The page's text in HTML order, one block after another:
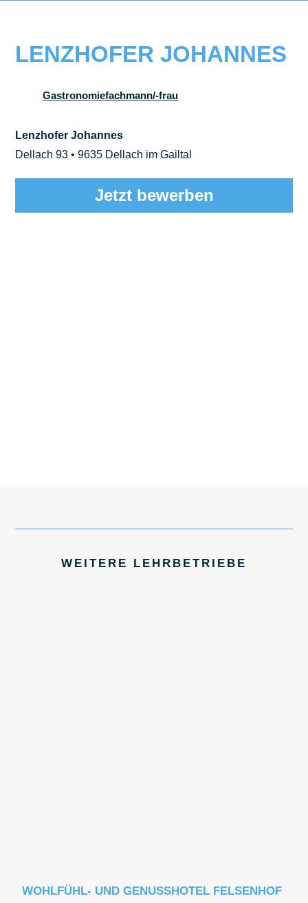
LENZHOFER JOHANNES
Gastronomiefachmann/-frau
Lenzhofer Johannes
Dellach 93 • 9635 Dellach im Gailtal
Jetzt bewerben
WEITERE LEHRBETRIEBE
WOHLFÜHL- UND GENUSSHOTEL FELSENHOF